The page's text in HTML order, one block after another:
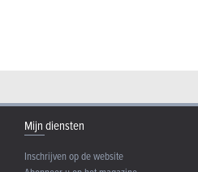
Mijn diensten
Inschrijven op de website